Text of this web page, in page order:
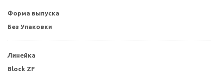
Форма выпуска
Без Упаковки
Линейка
Block ZF